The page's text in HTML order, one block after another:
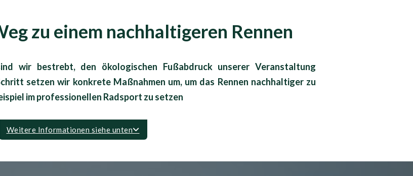
zu einem nachhaltigeren Rennen
wir bestrebt, den ökologischen Fußabdruck unserer Veranstaltung
setzen wir konkrete Maßnahmen um, um das Rennen nachhaltiger zu
im professionellen Radsport zu setzen
Weitere Informationen siehe unten